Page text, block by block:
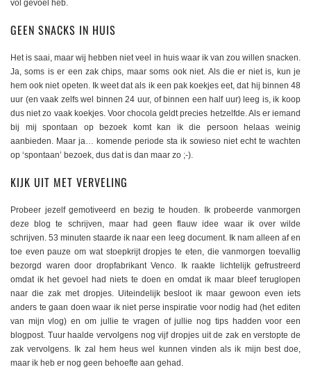
vol gevoel heb.
GEEN SNACKS IN HUIS
Het is saai, maar wij hebben niet veel in huis waar ik van zou willen snacken.
Ja, soms is er een zak chips, maar soms ook niet. Als die er niet is, kun je
hem ook niet opeten. Ik weet dat als ik een pak koekjes eet, dat hij binnen 48
uur (en vaak zelfs wel binnen 24 uur, of binnen een half uur) leeg is, ik koop
dus niet zo vaak koekjes. Voor chocola geldt precies hetzelfde. Als er iemand
bij mij spontaan op bezoek komt kan ik die persoon helaas weinig
aanbieden. Maar ja… komende periode sta ik sowieso niet echt te wachten
op ‘spontaan’ bezoek, dus dat is dan maar zo ;-).
KIJK UIT MET VERVELING
Probeer jezelf gemotiveerd en bezig te houden. Ik probeerde vanmorgen
deze blog te schrijven, maar had geen flauw idee waar ik over wilde
schrijven. 53 minuten staarde ik naar een leeg document. Ik nam alleen af en
toe even pauze om wat stoepkrijt dropjes te eten, die vanmorgen toevallig
bezorgd waren door dropfabrikant Venco. Ik raakte lichtelijk gefrustreerd
omdat ik het gevoel had niets te doen en omdat ik maar bleef teruglopen
naar die zak met dropjes. Uiteindelijk besloot ik maar gewoon even iets
anders te gaan doen waar ik niet perse inspiratie voor nodig had (het editen
van mijn vlog) en om jullie te vragen of jullie nog tips hadden voor een
blogpost. Tuur haalde vervolgens nog vijf dropjes uit de zak en verstopte de
zak vervolgens. Ik zal hem heus wel kunnen vinden als ik mijn best doe,
maar ik heb er nog geen behoefte aan gehad.